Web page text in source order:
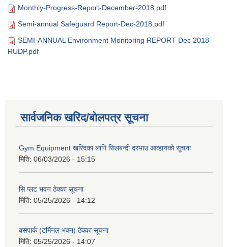
Monthly-Progress-Report-December-2018.pdf
Semi-annual Safeguard Report-Dec-2018.pdf
SEMI-ANNUAL Environment Monitoring REPORT Dec 2018
RUDP.pdf
सार्वजनिक खरिद/बोलपत्र सूचना
Gym Equipment खरिदका लागि सिलबन्दी दरभाउ आव्हानको सूचना
मिति: 06/03/2026 - 15:15
सि प्लट भवन ठेक्का सूचना
मिति: 05/25/2026 - 14:12
बसपार्क (टर्मिनल भवन) ठेक्का सूचना
मिति: 05/25/2026 - 14:07